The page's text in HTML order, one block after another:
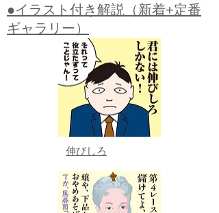
●イラスト付き解説（新着+定番
ギャラリー）
伸びしろ